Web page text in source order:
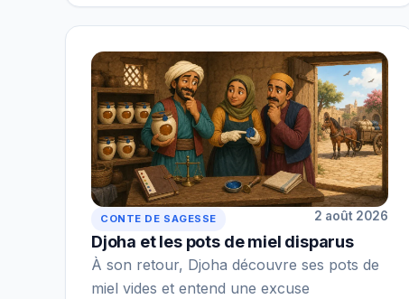
CONTE DE SAGESSE 2 août 2026
Djoha et les pots de miel disparus
À son retour, Djoha découvre ses pots de
miel vides et entend une excuse